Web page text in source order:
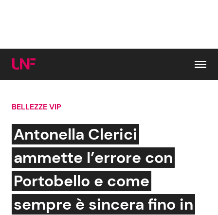
Cerca:
News e Cronaca
Attualità Italiana
Gossip e TV
Bellezze VIP
Coppie VIP
BELLEZZE VIP
Antonella Clerici
ammette l’errore con
Portobello e come
sempre è sincera fino in